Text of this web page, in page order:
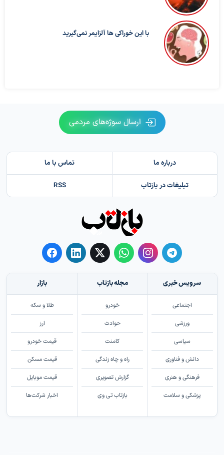
با این خوراکی ها آلزایمر نمی‌گیرید
ارسال سوژه‌های مردمی
درباره ما تماس با ما
تبلیغات در بازتاب RSS
سرویس خبری
اجتماعی
ورزشی
سیاسی
دانش و فناوری
فرهنگی و هنری
پزشکی و سلامت
مجله بازتاب
خودرو
حوادث
کامنت
راه و چاه زندگی
گزارش تصویری
بازتاب تی وی
بازار
طلا و سکه
ارز
قیمت خودرو
قیمت مسکن
قیمت موبایل
اخبار شرکت‌ها